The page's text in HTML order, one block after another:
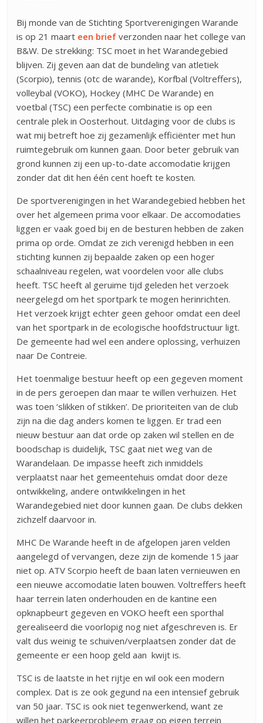
Bij monde van de Stichting Sportverenigingen Warande
is op 21 maart een brief verzonden naar het college van
B&W. De strekking: TSC moet in het Warandegebied
blijven. Zij geven aan dat de bundeling van atletiek
(Scorpio), tennis (otc de warande), Korfbal (Voltreffers),
volleybal (VOKO), Hockey (MHC De Warande) en
voetbal (TSC) een perfecte combinatie is op een
centrale plek in Oosterhout. Uitdaging voor de clubs is
wat mij betreft hoe zij gezamenlijk efficiënter met hun
ruimtegebruik om kunnen gaan. Door beter gebruik van
grond kunnen zij een up-to-date accomodatie krijgen
zonder dat dit hen één cent hoeft te kosten.
De sportverenigingen in het Warandegebied hebben het
over het algemeen prima voor elkaar. De accomodaties
liggen er vaak goed bij en de besturen hebben de zaken
prima op orde. Omdat ze zich verenigd hebben in een
stichting kunnen zij bepaalde zaken op een hoger
schaalniveau regelen, wat voordelen voor alle clubs
heeft. TSC heeft al geruime tijd geleden het verzoek
neergelegd om het sportpark te mogen herinrichten.
Het verzoek krijgt echter geen gehoor omdat een deel
van het sportpark in de ecologische hoofdstructuur ligt.
De gemeente had wel een andere oplossing, verhuizen
naar De Contreie.
Het toenmalige bestuur heeft op een gegeven moment
in de pers geroepen dan maar te willen verhuizen. Het
was toen ‘slikken of stikken’. De prioriteiten van de club
zijn na die dag anders komen te liggen. Er trad een
nieuw bestuur aan dat orde op zaken wil stellen en de
boodschap is duidelijk, TSC gaat niet weg van de
Warandelaan. De impasse heeft zich inmiddels
verplaatst naar het gemeentehuis omdat door deze
ontwikkeling, andere ontwikkelingen in het
Warandegebied niet door kunnen gaan. De clubs dekken
zichzelf daarvoor in.
MHC De Warande heeft in de afgelopen jaren velden
aangelegd of vervangen, deze zijn de komende 15 jaar
niet op. ATV Scorpio heeft de baan laten vernieuwen en
een nieuwe accomodatie laten bouwen. Voltreffers heeft
haar terrein laten onderhouden en de kantine een
opknapbeurt gegeven en VOKO heeft een sporthal
gerealiseerd die voorlopig nog niet afgeschreven is. Er
valt dus weinig te schuiven/verplaatsen zonder dat de
gemeente er een hoop geld aan kwijt is.
TSC is de laatste in het rijtje en wil ook een modern
complex. Dat is ze ook gegund na een intensief gebruik
van 50 jaar. TSC is ook niet tegenwerkend, want ze
willen het parkeerprobleem graag op eigen terrein